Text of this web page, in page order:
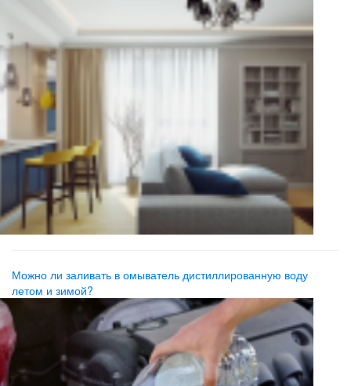
Можно ли заливать в омыватель дистиллированную воду
летом и зимой?